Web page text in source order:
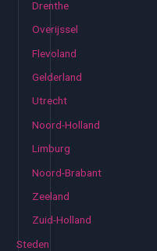
Drenthe
Overijssel
Flevoland
Gelderland
Utrecht
Noord-Holland
Limburg
Noord-Brabant
Zeeland
Zuid-Holland
Steden